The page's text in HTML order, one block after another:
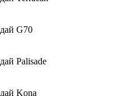
G70
Palisade
Kona